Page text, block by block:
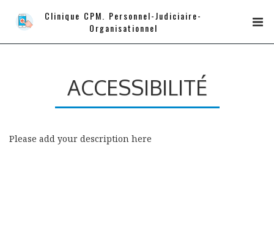
Clinique CPM. Personnel-Judiciaire-
Organisationnel
ACCESSIBILITÉ
Please add your description here